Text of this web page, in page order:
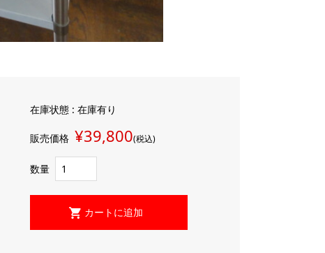
在庫状態 : 在庫有り
販売価格 ¥39,800(税込)
数量